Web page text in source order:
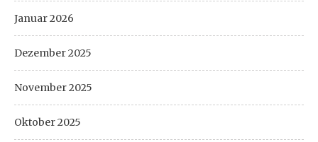
Januar 2026
Dezember 2025
November 2025
Oktober 2025